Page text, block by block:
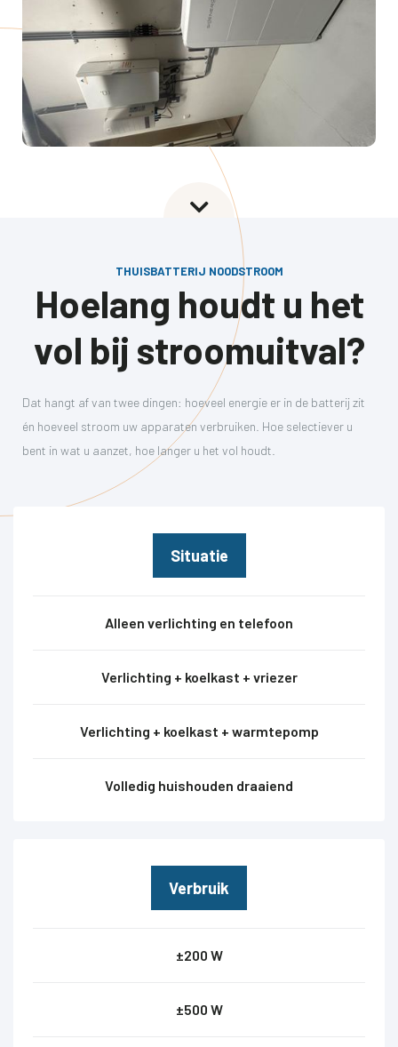

THUISBATTERIJ NOODSTROOM
Hoelang houdt u het
vol bij stroomuitval?
Dat hangt af van twee dingen: hoeveel energie er in de batterij zit
én hoeveel stroom uw apparaten verbruiken. Hoe selectiever u
bent in wat u aanzet, hoe langer u het vol houdt.
Situatie
Alleen verlichting en telefoon
Verlichting + koelkast + vriezer
Verlichting + koelkast + warmtepomp
Volledig huishouden draaiend
Verbruik
±200 W
±500 W